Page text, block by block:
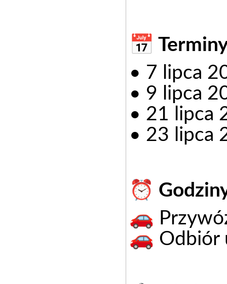
📅
• 7 lipca
• 9 lipca
• 21 lipca
• 23 lipca
⏰
🚗
🚗 Odbiór